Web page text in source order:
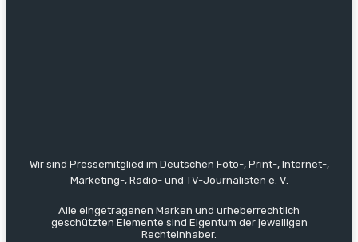
Wir sind Pressemitglied im Deutschen Foto-, Print-, Internet-,
Marketing-, Radio- und TV-Journalisten e. V.
Alle eingetragenen Marken und urheberrechtlich
geschützten Elemente sind Eigentum der jeweiligen
Rechteinhaber.